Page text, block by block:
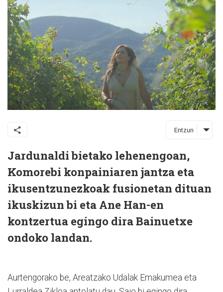
Entzun
Jardunaldi bietako lehenengoan,
Komorebi konpainiaren jantza eta
ikusentzunezkoak fusionetan dituan
ikuskizun bi eta Ane Han-en
kontzertua egingo dira Bainuetxe
ondoko landan.
Aurtengorako be, Areatzako Udalak Emakumea eta